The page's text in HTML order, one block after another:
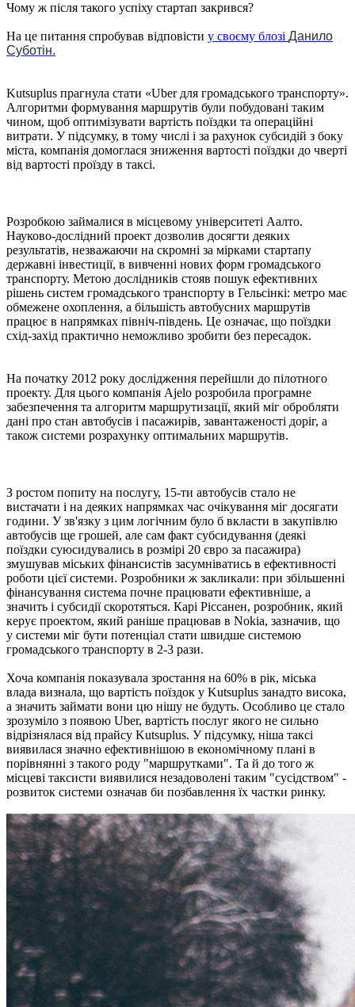
Чому ж після такого успіху стартап закрився?
На це питання спробував відповісти у своєму блозі Данило
Суботін.
Kutsuplus прагнула стати «Uber для громадського транспорту».
Алгоритми формування маршрутів були побудовані таким
чином, щоб оптимізувати вартість поїздки та операційні
витрати. У підсумку, в тому числі і за рахунок субсидій з боку
міста, компанія домоглася зниження вартості поїздки до чверті
від вартості проїзду в таксі.
Розробкою займалися в місцевому університеті Аалто.
Науково-дослідний проект дозволив досягти деяких
результатів, незважаючи на скромні за мірками стартапу
державні інвестиції, в вивченні нових форм громадського
транспорту. Метою дослідників стояв пошук ефективних
рішень систем громадського транспорту в Гельсінкі: метро має
обмежене охоплення, а більшість автобусних маршрутів
працює в напрямках північ-південь. Це означає, що поїздки
схід-захід практично неможливо зробити без пересадок.
На початку 2012 року дослідження перейшли до пілотного
проекту. Для цього компанія Ajelo розробила програмне
забезпечення та алгоритм маршрутизації, який міг обробляти
дані про стан автобусів і пасажирів, завантаженості доріг, а
також системи розрахунку оптимальних маршрутів.
З ростом попиту на послугу, 15-ти автобусів стало не
вистачати і на деяких напрямках час очікування міг досягати
години. У зв'язку з цим логічним було б вкласти в закупівлю
автобусів ще грошей, але сам факт субсидування (деякі
поїздки суюсидувались в розмірі 20 євро за пасажира)
змушував міських фінансистів засумніватись в ефективності
роботи цієї системи. Розробники ж закликали: при збільшенні
фінансування система почне працювати ефективніше, а
значить і субсидії скоротяться. Карі Ріссанен, розробник, який
керує проектом, який раніше працював в Nokia, зазначив, що
у системи міг бути потенціал стати швидше системою
громадського транспорту в 2-3 рази.
Хоча компанія показувала зростання на 60% в рік, міська
влада визнала, що вартість поїздок у Kutsuplus занадто висока,
а значить займати вони цю нішу не будуть. Особливо це стало
зрозуміло з появою Uber, вартість послуг якого не сильно
відрізнялася від прайсу Kutsuplus. У підсумку, ніша таксі
виявилася значно ефективнішою в економічному плані в
порівнянні з такого роду "маршрутками". Та й до того ж
місцеві таксисти виявилися незадоволені таким "сусідством" -
розвиток системи означав би позбавлення їх частки ринку.